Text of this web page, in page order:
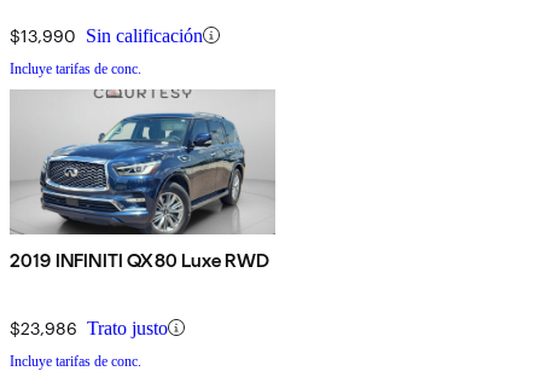
$13,990 Sin calificación
Incluye tarifas de conc.
2019 INFINITI QX80 Luxe RWD
$23,986 Trato justo
Incluye tarifas de conc.